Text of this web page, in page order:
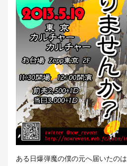
ある日爆弾魔の僕の元へ届いたのは